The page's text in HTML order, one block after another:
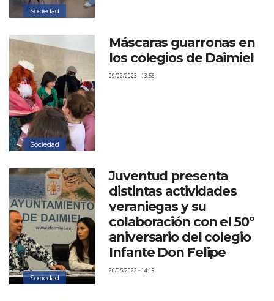
Sociedad
Sociedad
Máscaras guarronas en
los colegios de Daimiel
09/02/2023 - 13:56
Sociedad
Juventud presenta
distintas actividades
veraniegas y su
colaboración con el 50º
aniversario del colegio
Infante Don Felipe
26/05/2022 - 14:19